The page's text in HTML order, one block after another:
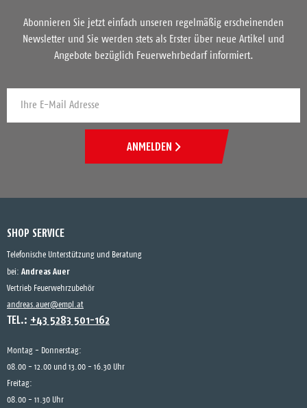
Abonnieren Sie jetzt einfach unseren regelmäßig erscheinenden
Newsletter und Sie werden stets als Erster über neue Artikel und
Angebote bezüglich Feuerwehrbedarf informiert.
ANMELDEN
SHOP SERVICE
Telefonische Unterstützung und Beratung
bei: Andreas Auer
Vertrieb Feuerwehrzubehör
andreas.auer@empl.at
TEL.: +43 5283 501-162
Montag - Donnerstag:
08.00 - 12.00 und 13.00 - 16.30 Uhr
Freitag:
08.00 - 11.30 Uhr